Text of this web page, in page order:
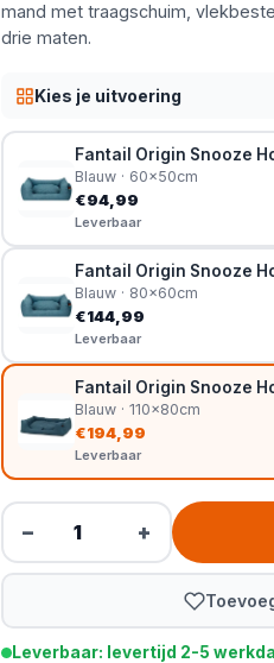
mand met traagschuim,
drie maten.
Kies je uitvoering
Fantail Origin Snooze
Blauw · 60x50cm
€94,99
Leverbaar
Fantail Origin Snooze
Blauw · 80x60cm
€144,99
Leverbaar
Fantail Origin Snooze
Blauw · 110x80cm
€194,99
Leverbaar
− +
Leverbaar: levertijd 2-5